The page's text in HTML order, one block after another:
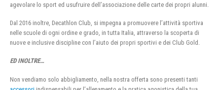
agevolare lo sport ed usufruire dell’associazione delle carte dei propri alunni.
Dal 2016 inoltre, Decathlon Club, si impegna a promuovere l’attività sportiva
nelle scuole di ogni ordine e grado, in tutta Italia, attraverso la scoperta di
nuove e inclusive discipline con l’aiuto dei propri sportivi e dei Club Gold.
ED INOLTRE…
Non vendiamo solo abbigliamento, nella nostra offerta sono presenti tanti